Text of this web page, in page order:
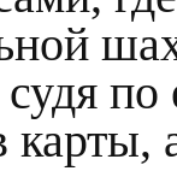
по
карты,